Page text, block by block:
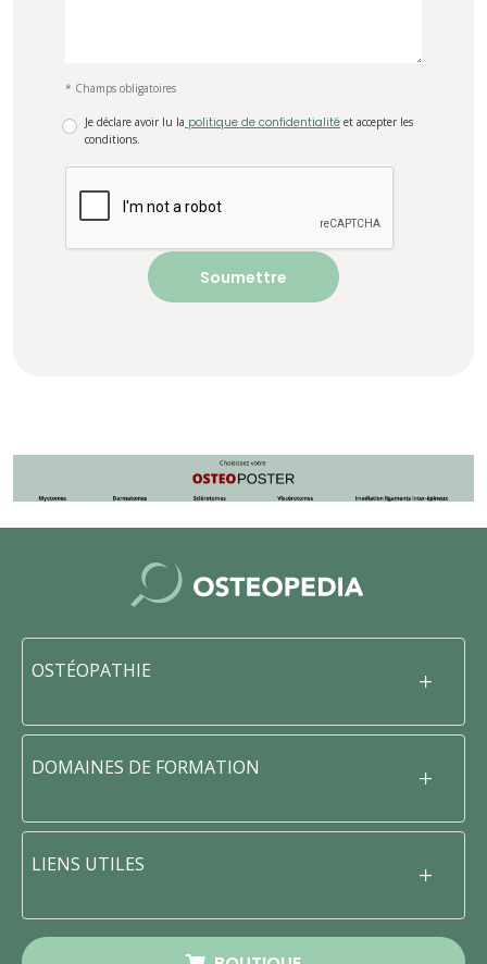
* Champs obligatoires
Je déclare avoir lu la politique de confidentialité et accepter les
conditions.
OSTÉOPATHIE
DOMAINES DE FORMATION
LIENS UTILES